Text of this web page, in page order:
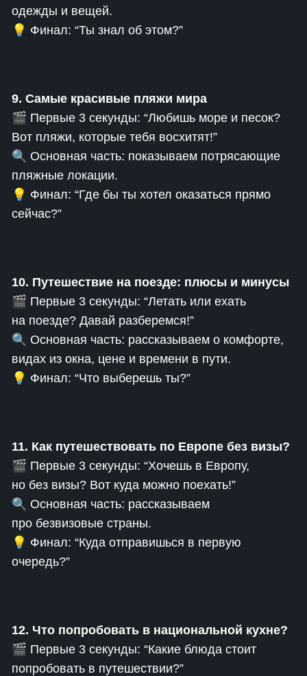
одежды и вещей.
💡 Финал: “Ты знал об этом?”
9. Самые красивые пляжи мира
🎬 Первые 3 секунды: “Любишь море и песок?
Вот пляжи, которые тебя восхитят!”
🔍 Основная часть: показываем потрясающие
пляжные локации.
💡 Финал: “Где бы ты хотел оказаться прямо
сейчас?”
10. Путешествие на поезде: плюсы и минусы
🎬 Первые 3 секунды: “Летать или ехать
на поезде? Давай разберемся!”
🔍 Основная часть: рассказываем о комфорте,
видах из окна, цене и времени в пути.
💡 Финал: “Что выберешь ты?”
11. Как путешествовать по Европе без визы?
🎬 Первые 3 секунды: “Хочешь в Европу,
но без визы? Вот куда можно поехать!”
🔍 Основная часть: рассказываем
про безвизовые страны.
💡 Финал: “Куда отправишься в первую
очередь?”
12. Что попробовать в национальной кухне?
🎬 Первые 3 секунды: “Какие блюда стоит
попробовать в путешествии?”